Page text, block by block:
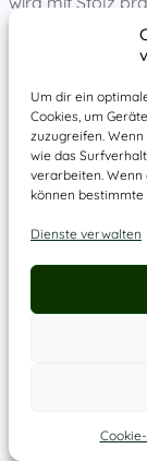
Um dir ein
Cookies, um
zuzugreifen.
wie das
verarbeiten.
können
Dienste verwalten